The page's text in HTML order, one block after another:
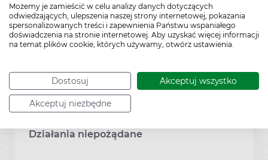
Możemy je zamieścić w celu analizy danych dotyczących
odwiedzających, ulepszenia naszej strony internetowej, pokazania
spersonalizowanych treści i zapewnienia Państwu wspaniałego
doświadczenia na stronie internetowej. Aby uzyskać więcej informacji
na temat plików cookie, których używamy, otwórz ustawienia.
Dostosuj Akceptuj wszystko
Akceptuj niezbędne
zamrażać. Przed pierwszym użyciem zestaw
można przechowywać do 4 tygodni w
temperaturze poniżej 30°C. Przechowywać w
oryginalnym opakowaniu w celu ochrony
przed światłem. 6 Zestaw Bydureon, który
należy wyrzucać do kanalizacji ani domowych
pojemników na odpadki. Należy zapytać
farmaceutę, jak usunąć leki, których się już
nie używa. Takie postępowanie pomoże
chronić środowisko.
Działania niepożądane